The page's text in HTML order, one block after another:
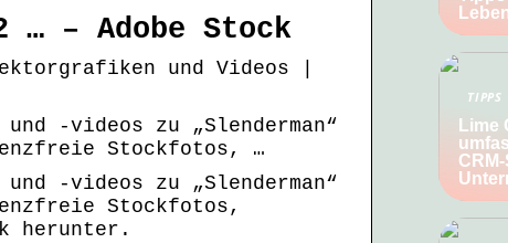
… – Adobe Stock
und Videos |
-videos zu „Slenderman“
Stockfotos, …
-videos zu „Slenderman“
Stockfotos,
herunter.
TIPPS
Lime